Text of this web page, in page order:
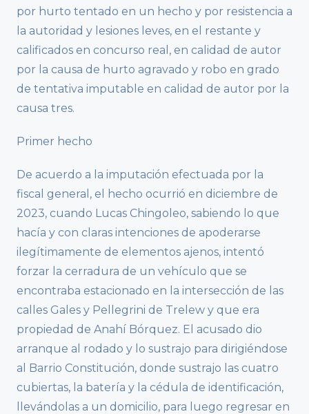
por hurto tentado en un hecho y por resistencia a
la autoridad y lesiones leves, en el restante y
calificados en concurso real, en calidad de autor
por la causa de hurto agravado y robo en grado
de tentativa imputable en calidad de autor por la
causa tres.
Primer hecho
De acuerdo a la imputación efectuada por la
fiscal general, el hecho ocurrió en diciembre de
2023, cuando Lucas Chingoleo, sabiendo lo que
hacía y con claras intenciones de apoderarse
ilegítimamente de elementos ajenos, intentó
forzar la cerradura de un vehículo que se
encontraba estacionado en la intersección de las
calles Gales y Pellegrini de Trelew y que era
propiedad de Anahí Bórquez. El acusado dio
arranque al rodado y lo sustrajo para dirigiéndose
al Barrio Constitución, donde sustrajo las cuatro
cubiertas, la batería y la cédula de identificación,
llevándolas a un domicilio, para luego regresar en